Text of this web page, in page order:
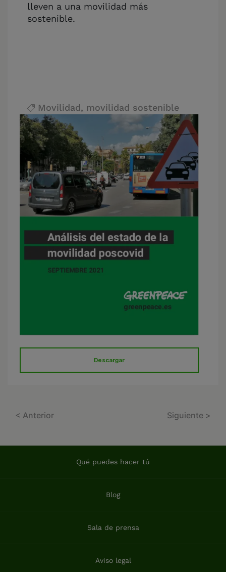
lleven a una movilidad más
sostenible.
Movilidad, movilidad sostenible
Descargar
< Anterior Siguiente >
Qué puedes hacer tú
Blog
Sala de prensa
Aviso legal